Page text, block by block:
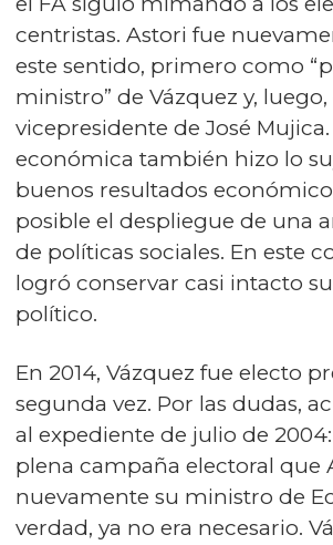
centristas. Astori fue
este sentido, primero como
ministro” de Vázquez y,
vicepresidente de José
económica también hizo lo
buenos resultados
posible el despliegue de una
de políticas sociales. En este
logró conservar casi intacto
político.
En 2014, Vázquez fue electo
segunda vez. Por las dudas,
al expediente de julio de
plena campaña electoral que
nuevamente su ministro de
verdad, ya no era necesario.